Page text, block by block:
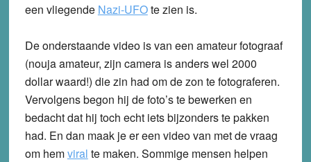
een vliegende Nazi-UFOte zien is.
De onderstaande video is van een amateur fotograaf
(nouja amateur, zijn camera is anders wel 2000
dollar waard!) die zin had om de zon te fotograferen.
Vervolgens begon hij de foto’s te bewerken en
bedacht dat hij toch echt iets bijzonders te pakken
had. En dan maak je er een video van met de vraag
om hemviral te maken. Sommige mensen helpen